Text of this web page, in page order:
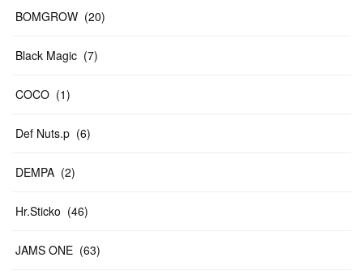
BOMGROW (20)
Black Magic (7)
COCO (1)
Def Nuts.p (6)
DEMPA (2)
Hr.Sticko (46)
JAMS ONE (63)